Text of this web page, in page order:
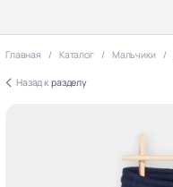
Главная Каталог Мальчики
Назад к разделу